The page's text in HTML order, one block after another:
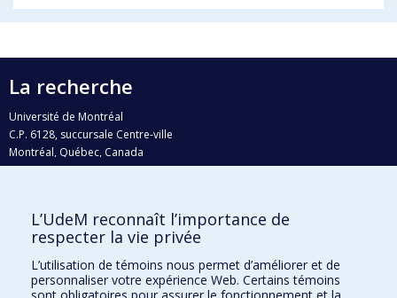
La recherche
Université de Montréal
C.P. 6128, succursale Centre-ville
Montréal, Québec, Canada
H3C 3J7
Qui fait quoi?
Nous trouver
Plan du site
L’UdeM reconnaît l’importance de
respecter la vie privée
L’utilisation de témoins nous permet d’améliorer et de
personnaliser votre expérience Web. Certains témoins
sont obligatoires pour assurer le fonctionnement et la